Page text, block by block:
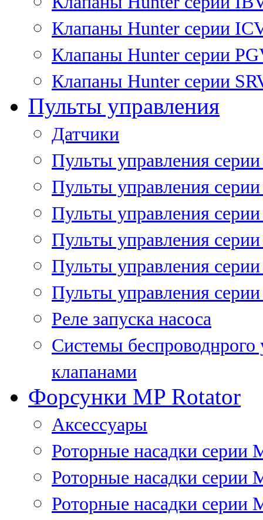
Клапаны Hunter серии
Клапаны Hunter серии
Клапаны Hunter серии
Пульты управления
Датчики
Пульты управления
Пульты управления
Пульты управления
Пульты управления
Пульты управления
Пульты управления
Реле запуска насоса
Системы
клапанами
Форсунки MP Rotator
Аксессуары
Роторные насадки серии
Роторные насадки серии
Роторные насадки серии